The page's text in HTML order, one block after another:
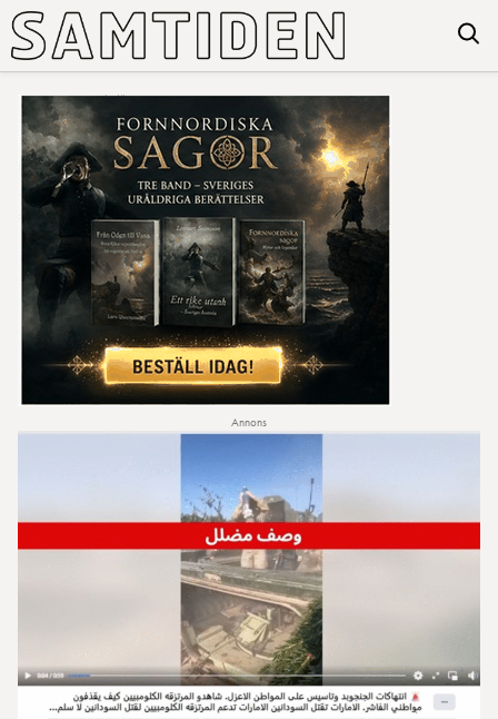
Annons